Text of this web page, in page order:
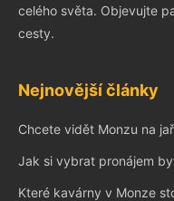
celého světa. Objevujte
cesty.
Nejnovější články
Chcete vidět Monzu na
Jak si vybrat pronájem
Které kavárny v Monze